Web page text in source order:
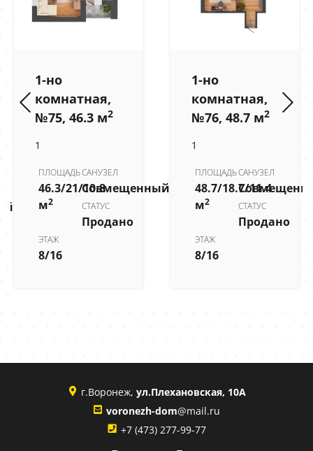
1-но
комнатная,
№75, 46.3 м2
1
ПЛОЩАДЬ
46.3/21/10.8
м2
САНУЗЕЛ
Совмещенный
СТАТУС
Продано
ЭТАЖ
8/16
1-но
комнатная,
№76, 48.7 м2
1
ПЛОЩАДЬ
48.7/18.7/11.4
м2
САНУЗЕЛ
СТАТУС
Продано
ЭТАЖ
8/16
г.Воронеж, ул.Плехановская, 10А
voronezh-dom@mail.ru
+7 (473) 277-99-77